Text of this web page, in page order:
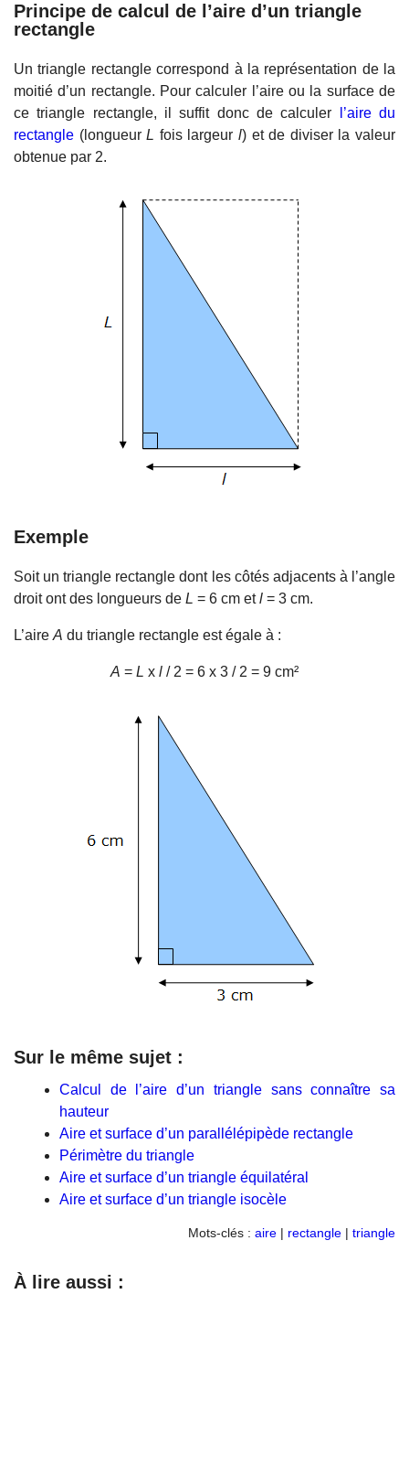
Principe de calcul de l’aire d’un triangle
rectangle
Un triangle rectangle correspond à la représentation de la
moitié d’un rectangle. Pour calculer l’aire ou la surface de
ce triangle rectangle, il suffit donc de calculer
l’aire du
rectangle (longueurL fois largeurl) et de diviser la valeur
obtenue par 2.
Exemple
Soit un triangle rectangle dont les côtés adjacents à l’angle
droit ont des longueurs de L = 6 cm etl = 3 cm.
L’aire A du triangle rectangle est égale à :
A = L x l / 2 = 6 x 3 / 2 = 9 cm²
Sur le même sujet :
Calcul de l’aire d’un triangle sans connaître sa
hauteur
Aire et surface d’un parallélépipède rectangle
Périmètre du triangle
Aire et surface d’un triangle équilatéral
Aire et surface d’un triangle isocèle
Mots-clés : aire | rectangle | triangle
À lire aussi :